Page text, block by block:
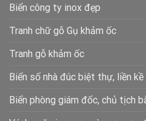
Biển công ty inox đẹp
Tranh chữ gỗ Gụ khảm ốc
Tranh gỗ khảm ốc
Biển số nhà đúc biệt thự, liền
Biển phòng giám đốc, chủ tịch